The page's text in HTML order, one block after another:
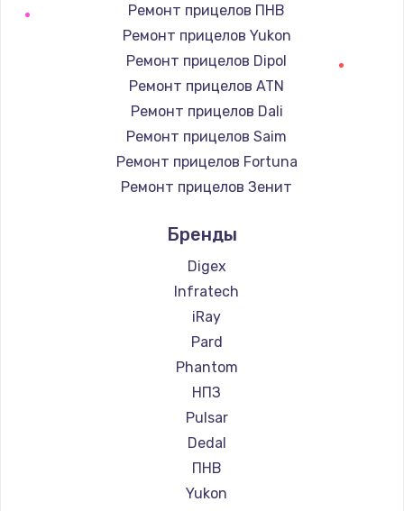
Ремонт прицелов ПНВ
Ремонт прицелов Yukon
Ремонт прицелов Dipol
Ремонт прицелов ATN
Ремонт прицелов Dali
Ремонт прицелов Saim
Ремонт прицелов Fortuna
Ремонт прицелов Зенит
Ремонт прицелов Artelv
Ремонт прицелов Hakko
Ремонт прицелов HALES
Ремонт прицелов Leica
Ремонт прицелов Vector Optics
Ремонт прицелов Carl Zeiss
Ремонт прицелов Zeiss
Ремонт прицелов AGM Global Vision
Ремонт прицелов Pilad
Ремонт прицелов Arkon
Ремонт прицелов ANYSMART
Бренды
Digex
Infratech
iRay
Pard
Phantom
НПЗ
Pulsar
Dedal
ПНВ
Yukon